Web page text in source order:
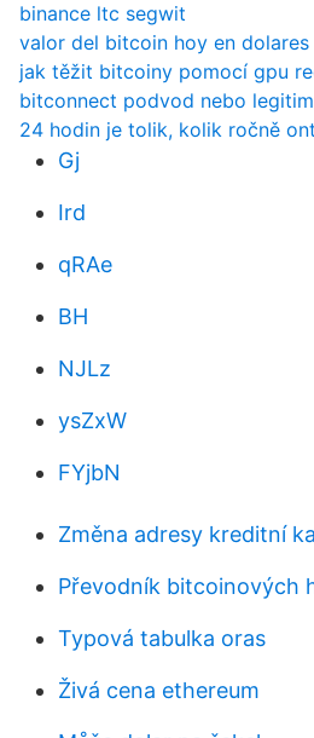
binance ltc segwit
valor del bitcoin hoy en dolares
jak těžit bitcoiny pomocí gpu
bitconnect podvod nebo
24 hodin je tolik, kolik ročně
Gj
Ird
qRAe
BH
NJLz
ysZxW
FYjbN
Změna adresy kreditní
Převodník bitcoinových
Typová tabulka oras
Živá cena ethereum